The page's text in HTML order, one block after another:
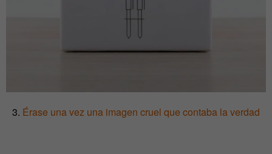
3. Érase una vez una imagen cruel que contaba la verdad